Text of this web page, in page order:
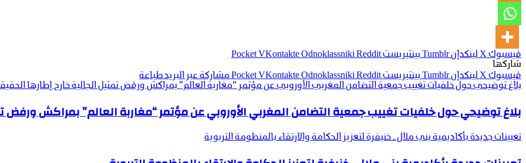
فيسبوك‫X لينكدإن بينتيريست Odnoklassniki
‫Pocket
شاركها
فيسبوك‫X لينكدإن بينتيريست Odnoklassniki
‫Pocket مشاركة عبر البريدطباعة
بلاغ توضيحي حول خلفيات تغييب جمعية التضامن المغربي الأوروبي عن مؤتمر “مغاربة العالم” بمراكش ورفض تمثيل الجالية خارج إطارها
بلاغ توضيحي حول خلفيات تغييب جمعية التضامن المغربي الأوروبي عن مؤتمر “مغاربة العالم” بمراكش ورفض
تعيينات جديدة بأكاديمية بني ملال ـ خنيفرة لتعزيز الحكامة والارتقاء بالمنظومة التربوية